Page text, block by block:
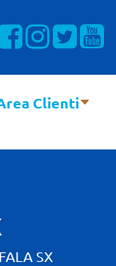
Visualizza la
Visualizza
Clienti
SX